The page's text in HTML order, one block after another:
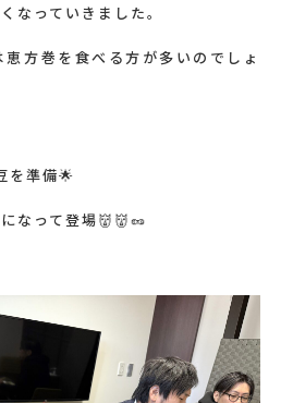
なっていきました。
方巻を食べる方が多いのでしょ
を準備🌟
なって登場👹👹🥜